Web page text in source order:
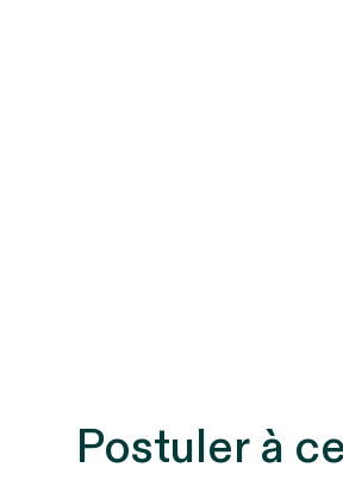
Postuler à